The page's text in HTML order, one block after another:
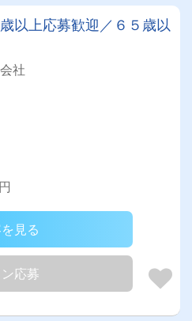
以上応募歓迎／６５歳以
社
見る
応募